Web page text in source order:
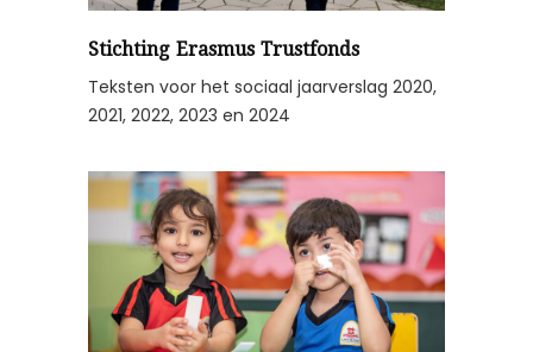
Stichting Erasmus Trustfonds
Teksten voor het sociaal jaarverslag 2020,
2021, 2022, 2023 en 2024